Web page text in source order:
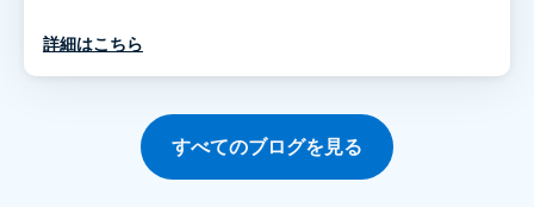
詳細はこちら
すべてのブログを見る